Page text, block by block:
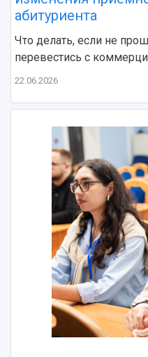
абитуриента
Что делать, если не
перевестись с
22.06.2026